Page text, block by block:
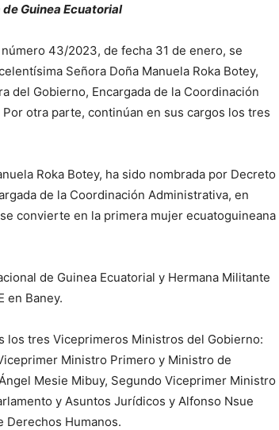
Guinea Ecuatorial
43/2023, de fecha 31 de enero, se
Señora Doña Manuela Roka Botey,
del Gobierno, Encargada de la Coordinación
otra parte, continúan en sus cargos los tres
Roka Botey, ha sido nombrada por Decreto
de la Coordinación Administrativa, en
convierte en la primera mujer ecuatoguineana
de Guinea Ecuatorial y Hermana Militante
en Baney.
los tres Viceprimeros Ministros del Gobierno:
Ministro Primero y Ministro de
Mesie Mibuy, Segundo Viceprimer Ministro
y Asuntos Jurídicos y Alfonso Nsue
Derechos Humanos.